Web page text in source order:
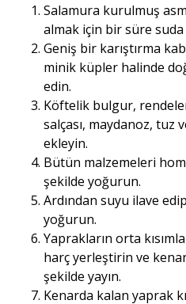
Salamura kurulmuş
almak için bir süre
Geniş bir karıştırma
minik küpler halinde
edin.
Köftelik bulgur,
salçası, maydanoz, tuz
ekleyin.
Bütün malzemeleri
şekilde yoğurun.
Ardından suyu ilave
yoğurun.
Yaprakların orta
harç yerleştirin ve
şekilde yayın.
Kenarda kalan yaprak